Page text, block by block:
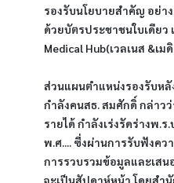
รองรับนโยบายสำคัญ อย่า
ด้วยบัตรประชาชนใบเดียว
Medical Hub(เวลเนส &เม
ส่วนแผนตำแหน่งรองรับห
กำลังคนสธ. สมศักดิ์ กล่าว
รายได้ กำลังเร่งรัดร่างพ.
พ.ศ.... ซึ่งผ่านการรับฟังคว
การรวบรวมข้อมูลและเสน
จะเป็นสัปดาห์หน้า โดยสำ